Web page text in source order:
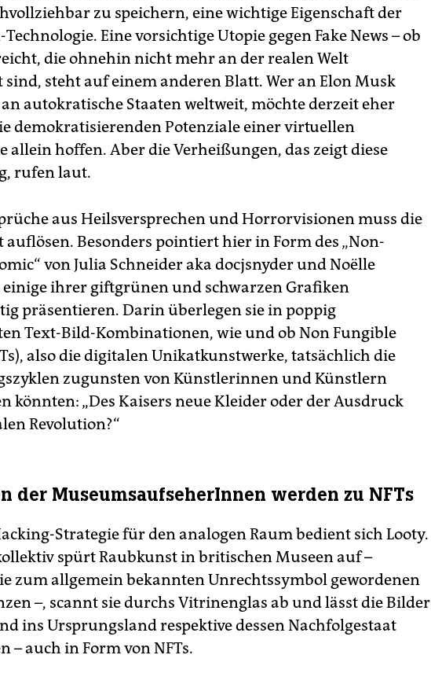
zu speichern, eine wichtige Eigenschaft der
Eine vorsichtige Utopie gegen Fake News – ob
die ohnehin nicht mehr an der realen Welt
steht auf einem anderen Blatt. Wer an Elon Musk
autokratische Staaten weltweit, möchte derzeit eher
demokratisierenden Potenziale einer virtuellen
allein hoffen. Aber die Verheißungen, das zeigt diese
rufen laut.
aus Heilsversprechen und Horrorvisionen muss die
auflösen. Besonders pointiert hier in Form des „Non-
von Julia Schneider aka docjsnyder und Noëlle
einige ihrer giftgrünen und schwarzen Grafiken
präsentieren. Darin überlegen sie in poppig
Text-Bild-Kombinationen, wie und ob Non Fungible
also die digitalen Unikatkunstwerke, tatsächlich die
zugunsten von Künstlerinnen und Künstlern
könnten: „Des Kaisers neue Kleider oder der Ausdruck
Revolution?“
der MuseumsaufseherInnen werden zu NFTs
Strategie für den analogen Raum bedient sich Looty.
spürt Raubkunst in britischen Museen auf –
zum allgemein bekannten Unrechtssymbol gewordenen
–, scannt sie durchs Vitrinenglas ab und lässt die Bilder
ins Ursprungsland respektive dessen Nachfolgestaat
– auch in Form von NFTs.